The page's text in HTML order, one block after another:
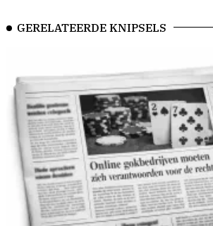
GERELATEERDE KNIPSELS